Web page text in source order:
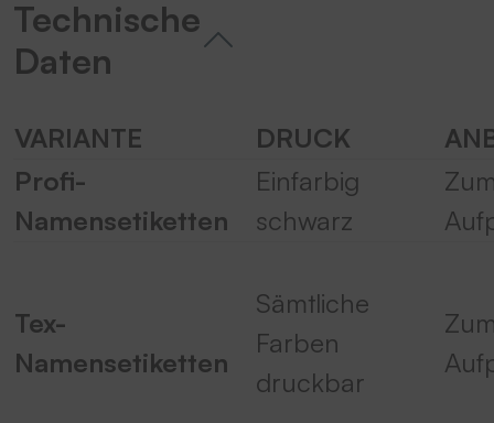
anzusehen.
Akzeptieren
Usercentrics Consent
eRecht24
Technische
Daten
VARIANTE DRUCK
Profi-
Namensetiketten
Einfarbig
schwarz
Tex-
Namensetiketten
Sämtliche
Farben
druckbar